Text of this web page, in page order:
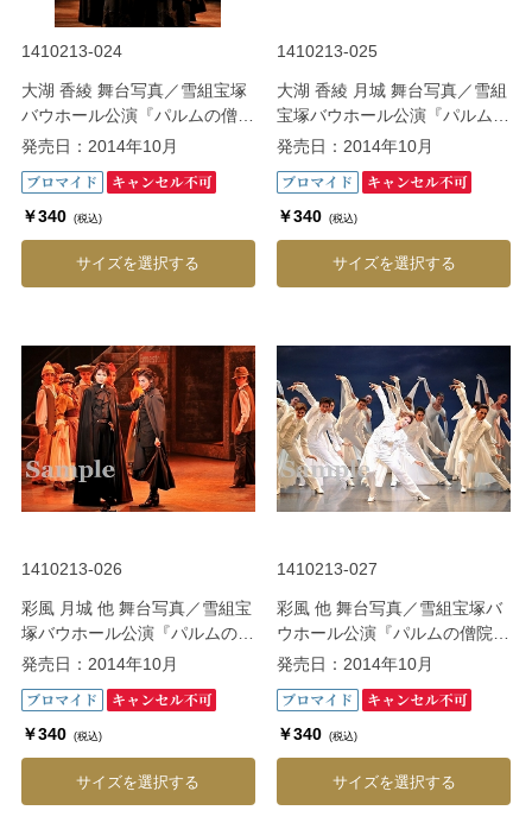
1410213-024
大湖 香綾 舞台写真／雪組宝塚
バウホール公演『パルムの僧院
―美しき愛の囚人―』
発売日：2014年10月
￥340 (税込)
サイズを選択する
1410213-025
大湖 香綾 月城 舞台写真／雪組
宝塚バウホール公演『パルムの
僧院 ―美しき愛の囚人―』
発売日：2014年10月
￥340 (税込)
サイズを選択する
1410213-026
彩風 月城 他 舞台写真／雪組宝
塚バウホール公演『パルムの僧
院 ―美しき愛の囚人―』
発売日：2014年10月
￥340 (税込)
サイズを選択する
1410213-027
彩風 他 舞台写真／雪組宝塚バ
ウホール公演『パルムの僧院
―美しき愛の囚人―』
発売日：2014年10月
￥340 (税込)
サイズを選択する